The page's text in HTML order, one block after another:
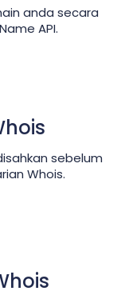
anda secara
API.
sebelum
Whois.